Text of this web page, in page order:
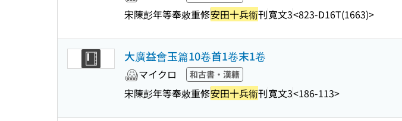
宋陳彭年等奉敕重修安田十兵衞刊寛文3<823-D16T(1663)>
大廣益會玉篇10卷首1卷末1卷
マイクロ 和古書・漢籍
宋陳彭年等奉敕重修安田十兵衞刊寛文3<186-113>